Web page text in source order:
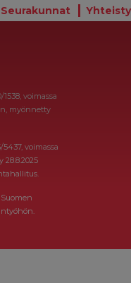
Seurakunnat
voimassa
myönnetty
voimassa
28.8.2025